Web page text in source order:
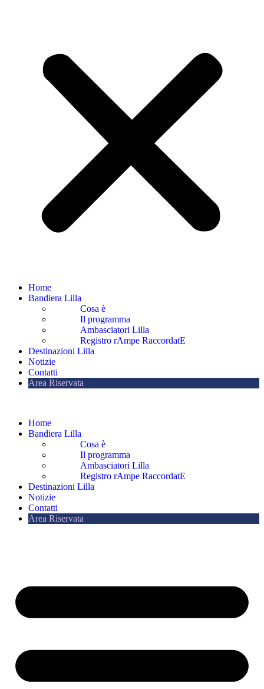
Home
Bandiera Lilla
Cosa è
Il programma
Ambasciatori Lilla
Registro rAmpe RaccordatE
Destinazioni Lilla
Notizie
Contatti
Area Riservata
Home
Bandiera Lilla
Cosa è
Il programma
Ambasciatori Lilla
Registro rAmpe RaccordatE
Destinazioni Lilla
Notizie
Contatti
Area Riservata